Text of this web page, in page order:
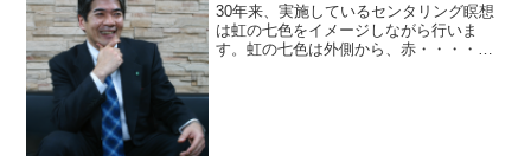
30年来、実施しているセンタリング瞑想
は虹の七色をイメージしながら行いま
す。虹の七色は外側から、赤・・・・肉